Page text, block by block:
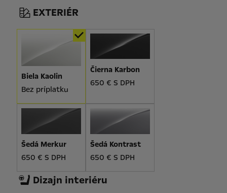
EXTERIÉR
Biela Kaolin
Bez príplatku
Čierna Karbon
650 € S DPH
Šedá Merkur
650 € S DPH
Šedá Kontrast
650 € S DPH
Dizajn interiéru